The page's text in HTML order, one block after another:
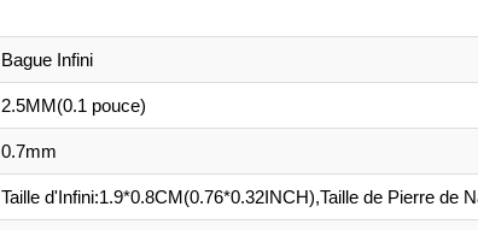
Bague Infini
2.5MM(0.1 pouce)
0.7mm
Taille d'Infini:1.9*0.8CM(0.76*0.32INCH),Taille de Pierre de